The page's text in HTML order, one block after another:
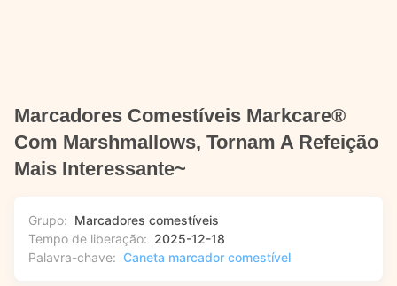
Marcadores Comestíveis Markcare®
Com Marshmallows, Tornam A Refeição
Mais Interessante~
Grupo: Marcadores comestíveis
Tempo de liberação: 2025-12-18
Palavra-chave: Caneta marcador comestível